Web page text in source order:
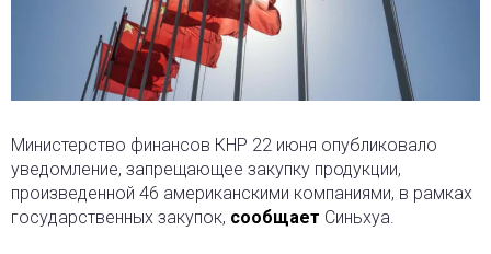
Министерство финансов КНР 22 июня опубликовало
уведомление, запрещающее закупку продукции,
произведенной 46 американскими компаниями, в рамках
государственных закупок, сообщает Синьхуа.